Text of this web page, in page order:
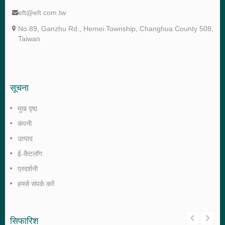
eft@eft.com.tw
No.89, Ganzhu Rd., Hemei Township, Changhua County 508,
Taiwan
सूचना
मुख पृष्ठ
कंपनी
उत्पाद
ई-कैटलॉग
प्रदर्शनी
हमसे संपर्क करें
सिफारिश